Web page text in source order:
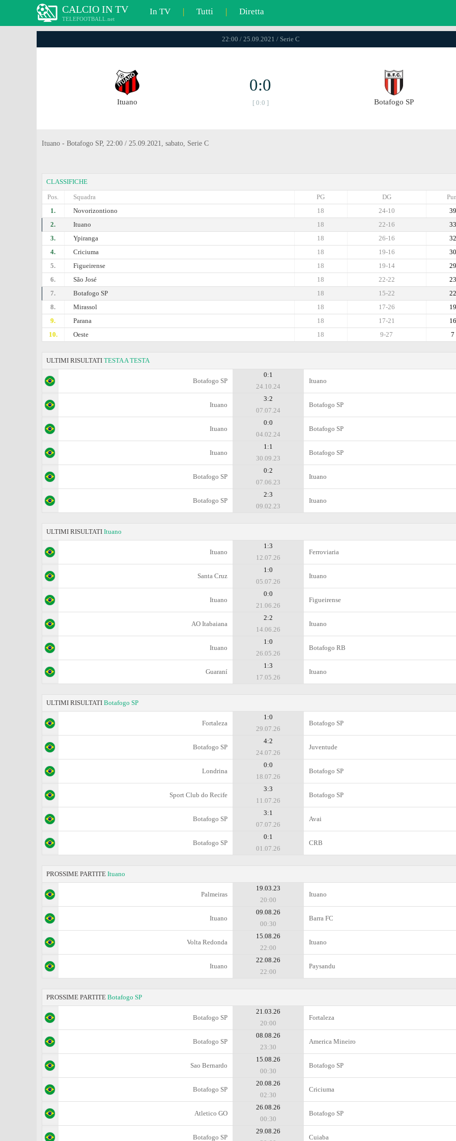
CALCIO IN TV
TELEFOOTBALL.net
In TV | Tutti | Diretta
22:00 / 25.09.2021 / Serie C
Ituano
0:0
[ 0:0 ] Botafogo SP
Ituano - Botafogo SP, 22:00 / 25.09.2021, sabato, Serie C
CLASSIFICHE
Pos.
Squadra DG
PG
1.
Novorizontiono 39
24-10
18
2.
Ituano 33
22-16
18
3.
Ypiranga 32
26-16
18
4.
Criciuma 30
19-16
18
5.
Figueirense 29
19-14
18
6.
São José 23
22-22
18
7.
Botafogo SP 22
15-22
18
8.
Mirassol 19
17-26
18
9.
Paranа 16
17-21
18
10.
Oeste 7
9-27
18
ULTIMI RISULTATI TESTA A TESTA
Botafogo SP
0:1
24.10.24
Ituano
Ituano
3:2
07.07.24
Botafogo SP
Ituano
0:0
04.02.24
Botafogo SP
Ituano
1:1
30.09.23
Botafogo SP
Botafogo SP
0:2
07.06.23
Ituano
Botafogo SP
2:3
09.02.23
Ituano
ULTIMI RISULTATI Ituano
Ituano
1:3
12.07.26
Ferroviaria
Santa Cruz
1:0
05.07.26
Ituano
Ituano
0:0
21.06.26
Figueirense
AO Itabaiana
2:2
14.06.26
Ituano
Ituano
1:0
26.05.26
Botafogo RB
Guaraní
1:3
17.05.26
Ituano
ULTIMI RISULTATI Botafogo SP
Fortaleza
1:0
29.07.26
Botafogo SP
Botafogo SP
4:2
24.07.26
Juventude
Londrina
0:0
18.07.26
Botafogo SP
Sport Club do Recife
3:3
11.07.26
Botafogo SP
Botafogo SP
3:1
07.07.26
Avai
Botafogo SP
0:1
01.07.26
CRB
PROSSIME PARTITE Ituano
Palmeiras
19.03.23
20:00
Ituano
Ituano
09.08.26
00:30
Barra FC
Volta Redonda
15.08.26
22:00
Ituano
Ituano
22.08.26
22:00
Paysandu
PROSSIME PARTITE Botafogo SP
Botafogo SP
21.03.26
20:00
Fortaleza
Botafogo SP
08.08.26
23:30
Amеrica Mineiro
Sao Bernardo
15.08.26
00:30
Botafogo SP
Botafogo SP
20.08.26
02:30
Criciuma
Atletico GO
26.08.26
00:30
Botafogo SP
Botafogo SP
29.08.26
Cuiaba